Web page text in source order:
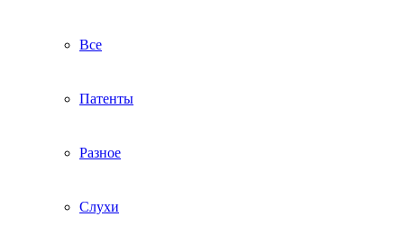
Все
Патенты
Разное
Слухи